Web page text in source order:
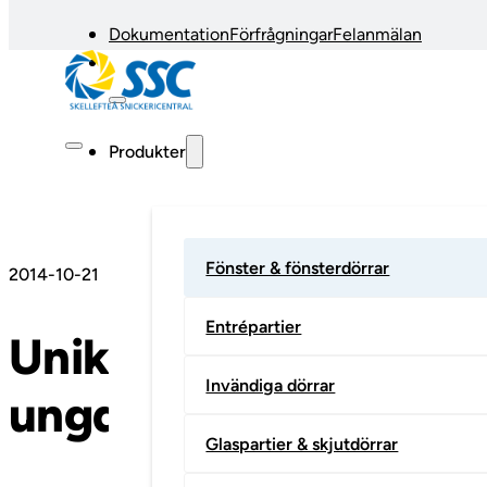
DokumentationFörfrågningarFelanmälan
Produkter
Fönster & fönsterdörrar
Entrépartier
Invändiga dörrar
Glaspartier & skjutdörrar
2014-10-21
Unika skjutdörrar till
ungdomslägenheter